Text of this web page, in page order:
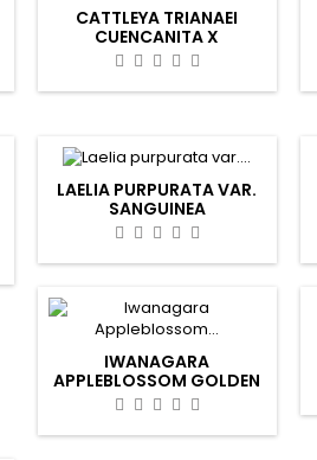
CATTLEYA TRIANAEI
CUENCANITA X
MORLAQUITA SPLASH
LAELIA PURPURATA VAR.
SANGUINEA
IWANAGARA
APPLEBLOSSOM GOLDEN
ELF